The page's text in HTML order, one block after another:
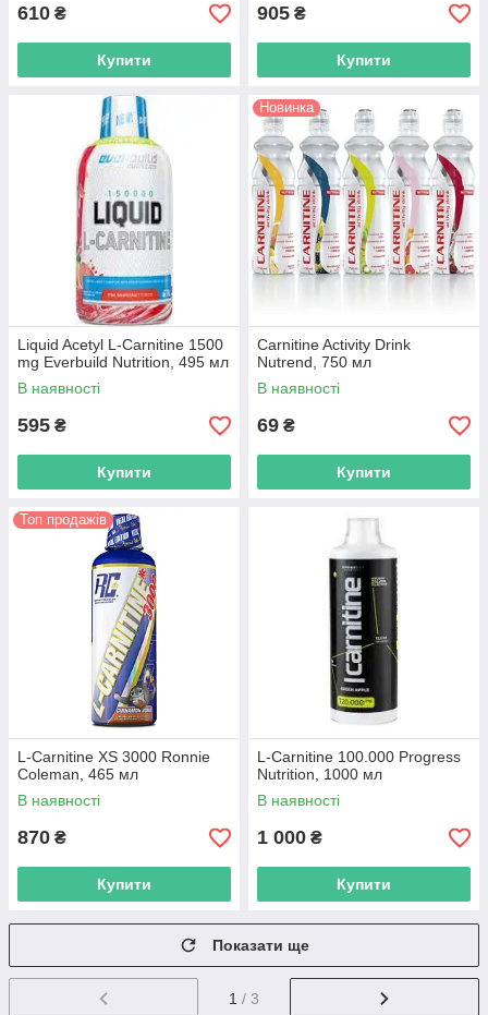
610 ₴
Купити
905 ₴
Купити
Liquid Acetyl L-Carnitine 1500
mg Everbuild Nutrition, 495 мл
В наявності
595 ₴
Купити
Новинка
Carnitine Activity Drink
Nutrend, 750 мл
В наявності
69 ₴
Купити
Топ продажів
L-Carnitine XS 3000 Ronnie
Coleman, 465 мл
В наявності
870 ₴
Купити
L-Carnitine 100.000 Progress
Nutrition, 1000 мл
В наявності
1 000 ₴
Купити
Показати ще
1 / 3